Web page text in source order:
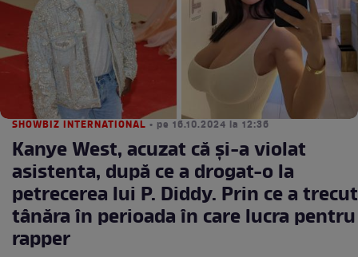
SHOWBIZ INTERNATIONAL • pe 16.10.2024 la 12:36
Kanye West, acuzat că și-a violat
asistenta, după ce a drogat-o la
petrecerea lui P. Diddy. Prin ce a trecut
tânăra în perioada în care lucra pentru
rapper